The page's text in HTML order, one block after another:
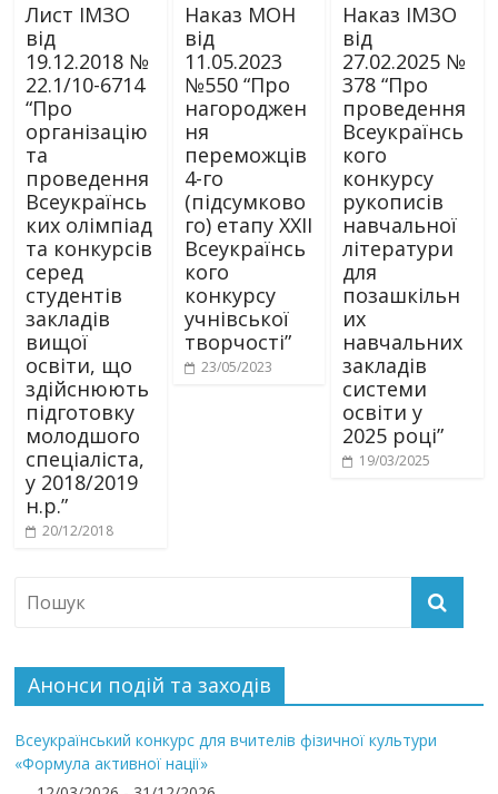
Лист ІМЗО
від
19.12.2018 №
22.1/10-6714
“Про
організацію
та
проведення
Всеукраїнсь
ких олімпіад
та конкурсів
серед
студентів
закладів
вищої
освіти, що
здійснюють
підготовку
молодшого
спеціаліста,
у 2018/2019
н.р.”
20/12/2018
Наказ МОН
від
11.05.2023
№550 “Про
нагороджен
ня
переможців
4-го
(підсумково
го) етапу XXII
Всеукраїнсь
кого
конкурсу
учнівської
творчості”
23/05/2023
Наказ ІМЗО
від
27.02.2025 №
378 “Про
проведення
Всеукраїнсь
кого
конкурсу
рукописів
навчальної
літератури
для
позашкільн
их
навчальних
закладів
системи
освіти у
2025 році”
19/03/2025
Анонси подій та заходів
Всеукраїнський конкурс для вчителів фізичної культури
«Формула активної нації»